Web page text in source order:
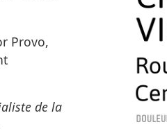
Provo,
de la